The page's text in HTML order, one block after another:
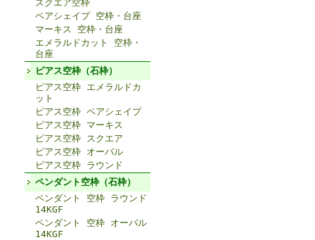
スクエア空枠
ペアシェイプ 空枠・台座
マーキス 空枠・台座
エメラルドカット 空枠・
台座
ピアス空枠（石枠）
ピアス空枠 エメラルドカ
ット
ピアス空枠 ペアシェイプ
ピアス空枠 マーキス
ピアス空枠 スクエア
ピアス空枠 オーバル
ピアス空枠 ラウンド
ペンダント空枠（石枠）
ペンダント 空枠 ラウンド
14KGF
ペンダント 空枠 オーバル
14KGF